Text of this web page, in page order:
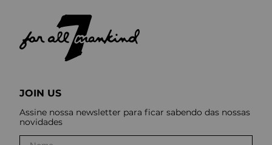
JOIN US
Assine nossa newsletter para ficar sabendo das nossas
novidades